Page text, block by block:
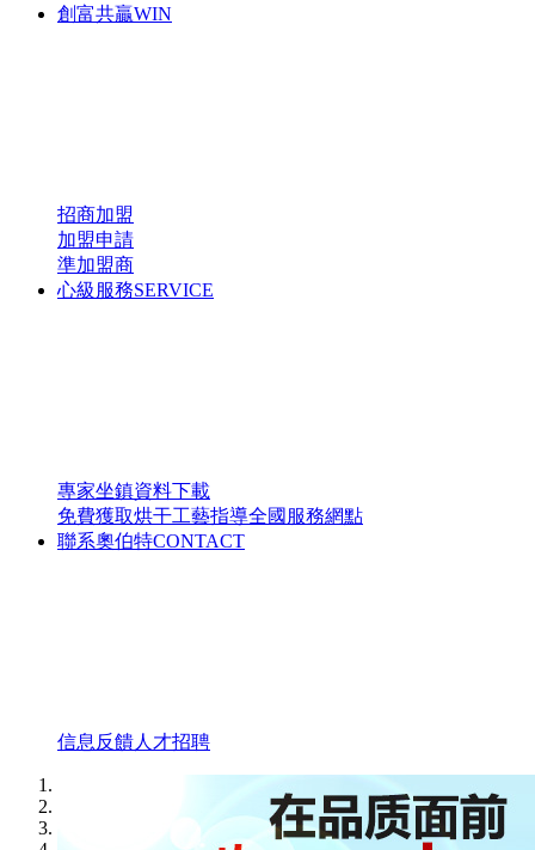
創富共贏WIN
招商加盟
加盟申請
準加盟商
心級服務SERVICE
專家坐鎮資料下載
免費獲取烘干工藝指導全國服務網點
聯系奧伯特CONTACT
信息反饋人才招聘